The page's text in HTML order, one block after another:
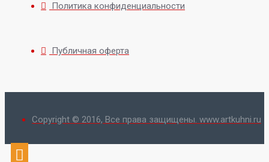
Политика конфиденциальности
Публичная оферта
Copyright © 2016, Все права защищены. www.artkuhni.ru